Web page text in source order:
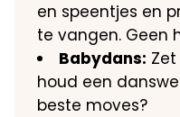
en speentjes en
te vangen.​ Geen
Babydans:
houd een
beste moves?